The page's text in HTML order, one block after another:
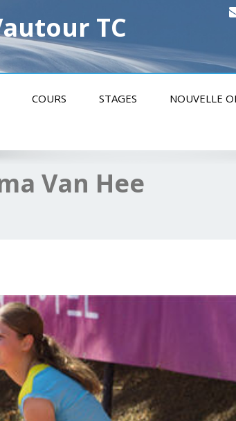
TC
COURS STAGES NOUVELLE
Van Hee